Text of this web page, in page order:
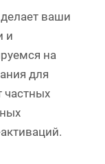
ваши
и
на
для
частных